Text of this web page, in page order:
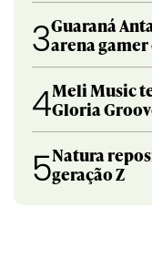
3Guaraná
arena gamer
4Meli Music
Gloria
5Natura
geração Z